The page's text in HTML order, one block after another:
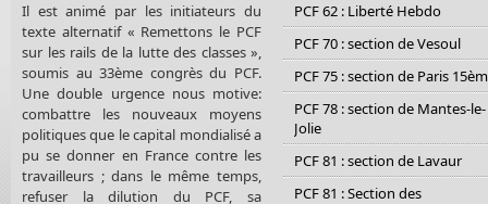
Il est animé par les initiateurs du
texte alternatif « Remettons le PCF
sur les rails de la lutte des classes »,
soumis au 33ème congrès du PCF.
Une double urgence nous motive:
combattre les nouveaux moyens
politiques que le capital mondialisé a
pu se donner en France contre les
travailleurs ; dans le même temps,
refuser la dilution du PCF, sa
PCF 62 : Liberté Hebdo
PCF 70 : section de Vesoul
PCF 75 : section de Paris
PCF 78 : section de Mantes-le-
Jolie
PCF 81 : section de Lavaur
PCF 81 : Section des